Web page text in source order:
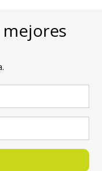
mejores